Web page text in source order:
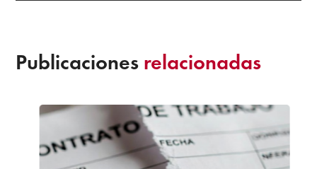
Publicaciones relacionadas